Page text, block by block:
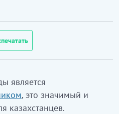
является
, это значимый и
казахстанцев.